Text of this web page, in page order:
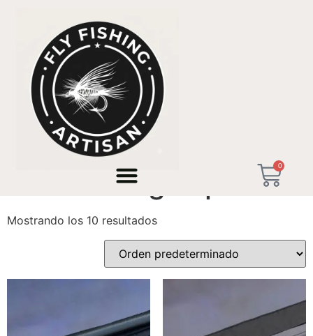
0
/ Productos etiquetados “rod building España”
rod building España
Mostrando los 10 resultados